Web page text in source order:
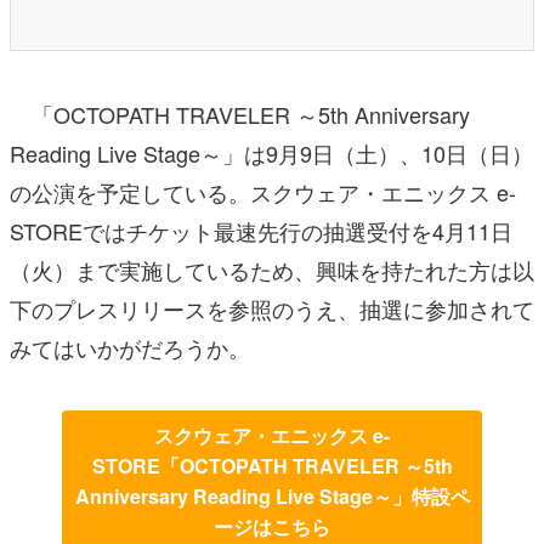
「OCTOPATH TRAVELER ～5th Anniversary
Reading Live Stage～」は9月9日（土）、10日（日）
の公演を予定している。スクウェア・エニックス e-
STOREではチケット最速先行の抽選受付を4月11日
（火）まで実施しているため、興味を持たれた方は以
下のプレスリリースを参照のうえ、抽選に参加されて
みてはいかがだろうか。
スクウェア・エニックス e-
STORE「OCTOPATH TRAVELER ～5th
Anniversary Reading Live Stage～」特設ペ
ージはこちら